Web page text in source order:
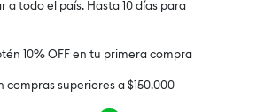
a todo el país. Hasta 10 días para
10% OFF en tu primera compra
compras superiores a $150.000